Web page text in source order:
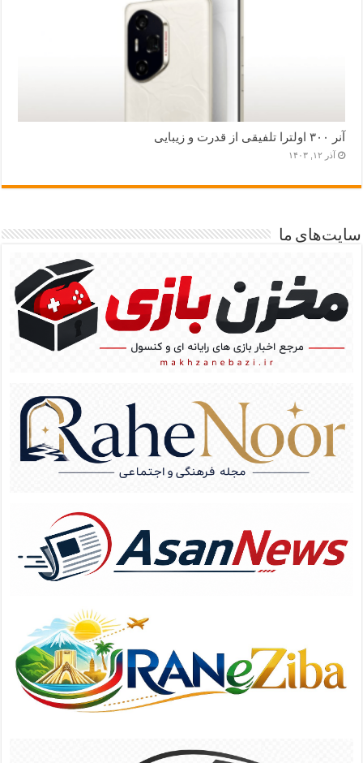
آنر ۳۰۰ اولترا تلفیقی از قدرت و زیبایی
آذر ۱۲, ۱۴۰۳
سایت‌های ما